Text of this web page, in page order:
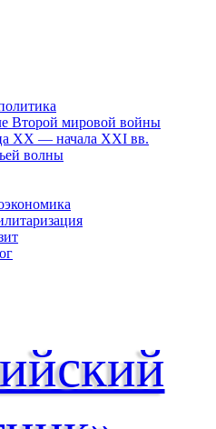
Второй мировой войны
XX — начала XXI вв.
волны